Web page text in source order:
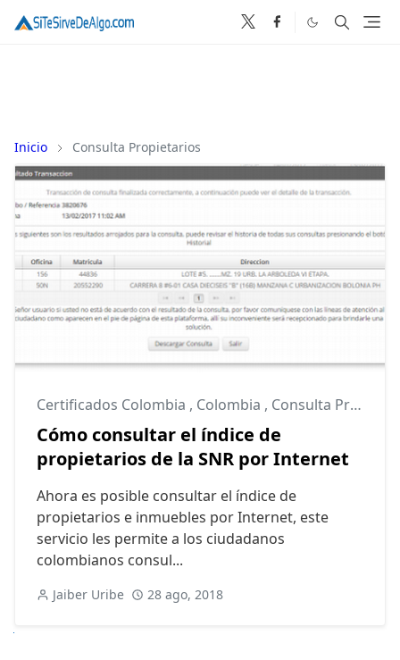
Inicio Consulta Propietarios
Certificados Colombia , Colombia , Consulta Propietarios
Cómo consultar el índice de
propietarios de la SNR por Internet
Ahora es posible consultar el índice de
propietarios e inmuebles por Internet, este
servicio les permite a los ciudadanos
colombianos consul...
Jaiber Uribe 28 ago, 2018